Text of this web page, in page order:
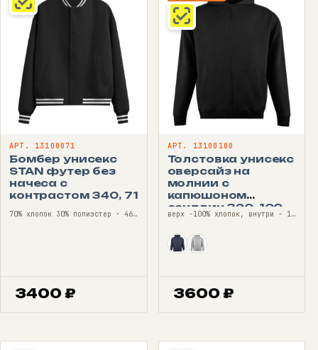
АРТ. 13100071
Бомбер унисекс
STAN футер без
начеса с
контрастом 340, 71
70% хлопок 30% полиэстер · 46—56
3400 ₽
АРТ. 13100100
Толстовка унисекс
оверсайз на
молнии с
капюшоном
сэндвич 320, 100
верх -100% хлопок, внутри - 100% полиэстер (флис) · 44—54
3600 ₽